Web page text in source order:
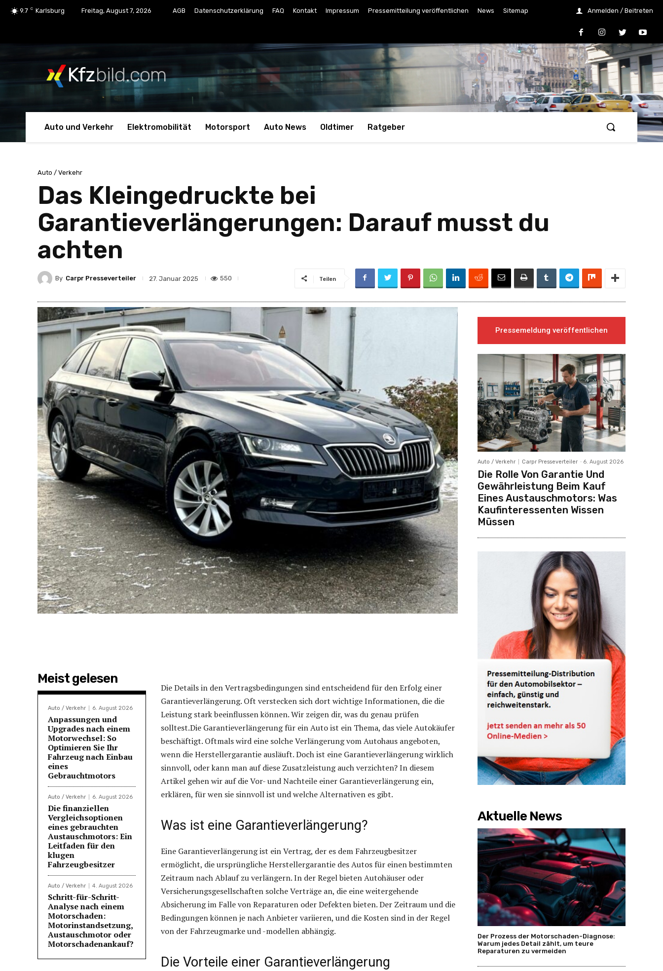
9.7 C Karlsburg Freitag, August 7, 2026 AGB Datenschutzerklärung FAQ Kontakt Impressum Pressemitteilung veröffentlichen News Sitemap Anmelden / Beitreten
Kfzbild.com
Auto und Verkehr Elektromobilität Motorsport Auto News Oldtimer Ratgeber
Auto / Verkehr
Das Kleingedruckte bei
Garantieverlängerungen: Darauf musst du
achten
By Carpr Presseverteiler 27. Januar 2025 550 Teilen
Meist gelesen
Auto / Verkehr 6. August 2026
Anpassungen und
Upgrades nach einem
Motorwechsel: So
Optimieren Sie Ihr
Fahrzeug nach Einbau
eines
Gebrauchtmotors
Auto / Verkehr 6. August 2026
Die finanziellen
Vergleichsoptionen
eines gebrauchten
Austauschmotors: Ein
Leitfaden für den
klugen
Fahrzeugbesitzer
Auto / Verkehr 4. August 2026
Schritt-für-Schritt-
Analyse nach einem
Motorschaden:
Motorinstandsetzung,
Austauschmotor oder
Motorschadenankauf?
Die Details in den Vertragsbedingungen sind entscheidend für den Erfolg einer
Garantieverlängerung. Oft verstecken sich dort wichtige Informationen, die die
Leistung stark beeinflussen können. Wir zeigen dir, was du genau prüfen
solltest.Die Garantieverlängerung für ein Auto ist ein Thema, das viele Autokäufer
beschäftigt. Oftmals wird eine solche Verlängerung vom Autohaus angeboten,
wenn die Herstellergarantie ausläuft. Doch ist eine Garantieverlängerung wirklich
sinnvoll, oder kann man auf diese Zusatzleistung auch verzichten? In diesem
Artikel gehen wir auf die Vor- und Nachteile einer Garantieverlängerung ein,
erklären, für wen sie sinnvoll ist und welche Alternativen es gibt.
Was ist eine Garantieverlängerung?
Eine Garantieverlängerung ist ein Vertrag, der es dem Fahrzeugbesitzer
ermöglicht, die ursprüngliche Herstellergarantie des Autos für einen bestimmten
Zeitraum nach Ablauf zu verlängern. In der Regel bieten Autohäuser oder
Versicherungsgesellschaften solche Verträge an, die eine weitergehende
Absicherung im Falle von Reparaturen oder Defekten bieten. Der Zeitraum und die
Bedingungen können je nach Anbieter variieren, und die Kosten sind in der Regel
von der Fahrzeugmarke und -modellen abhängig.
Die Vorteile einer Garantieverlängerung
Pressemeldung veröffentlichen
Auto / Verkehr Carpr Presseverteiler - 6. August 2026
Die Rolle Von Garantie Und
Gewährleistung Beim Kauf
Eines Austauschmotors: Was
Kaufinteressenten Wissen
Müssen
Aktuelle News
Der Prozess der Motorschaden-Diagnose:
Warum jedes Detail zählt, um teure
Reparaturen zu vermeiden